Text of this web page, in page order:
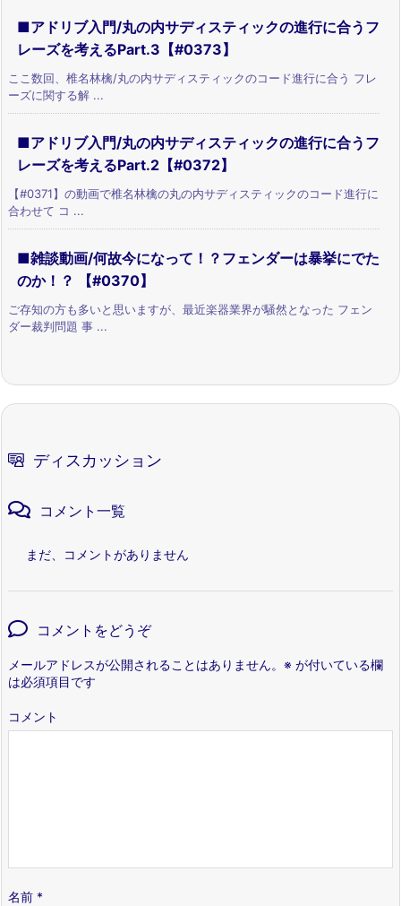
■アドリブ入門/丸の内サディスティックの進行に合うフ
レーズを考えるPart.3【#0373】
ここ数回、椎名林檎/丸の内サディスティックのコード進行に合う フレ
ーズに関する解 ...
■アドリブ入門/丸の内サディスティックの進行に合うフ
レーズを考えるPart.2【#0372】
【#0371】の動画で椎名林檎の丸の内サディスティックのコード進行に
合わせて コ ...
■雑談動画/何故今になって！？フェンダーは暴挙にでた
のか！？ 【#0370】
ご存知の方も多いと思いますが、最近楽器業界が騒然となった フェン
ダー裁判問題 事 ...
ディスカッション
コメント一覧
まだ、コメントがありません
コメントをどうぞ
メールアドレスが公開されることはありません。 ※ が付いている欄
は必須項目です
コメント
名前 *